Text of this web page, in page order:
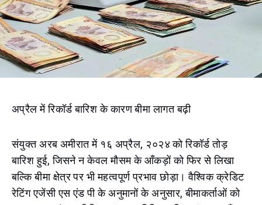
अप्रैल में रिकॉर्ड बारिश के कारण बीमा लागत बढ़ी
संयुक्त अरब अमीरात में १६ अप्रैल, २०२४ को रिकॉर्ड तोड़
बारिश हुई, जिसने न केवल मौसम के आँकड़ों को फिर से लिखा
बल्कि बीमा क्षेत्र पर भी महत्वपूर्ण प्रभाव छोड़ा। वैश्विक क्रेडिट
रेटिंग एजेंसी एस एंड पी के अनुमानों के अनुसार, बीमाकर्ताओं को